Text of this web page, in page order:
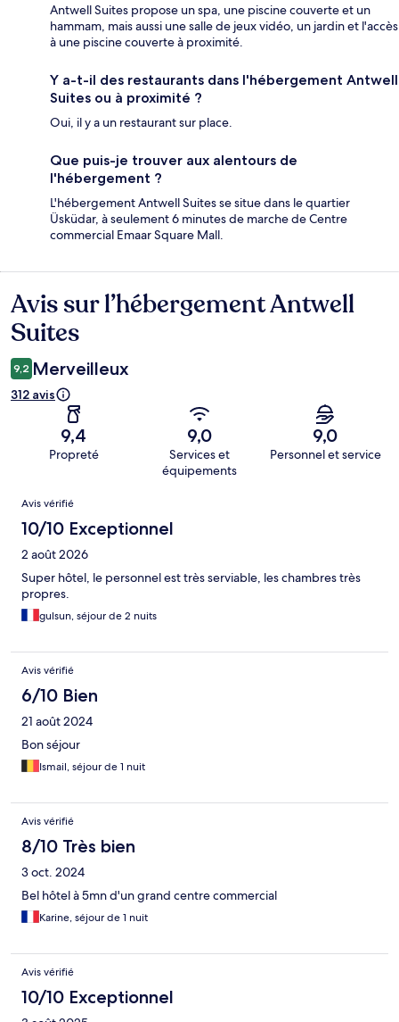
Antwell Suites propose un spa, une piscine couverte et un
hammam, mais aussi une salle de jeux vidéo, un jardin et l'accès
à une piscine couverte à proximité.
Y a-t-il des restaurants dans l'hébergement Antwell
Suites ou à proximité ?
Oui, il y a un restaurant sur place.
Que puis-je trouver aux alentours de
l'hébergement ?
L'hébergement Antwell Suites se situe dans le quartier
Üsküdar, à seulement 6 minutes de marche de Centre
commercial Emaar Square Mall.
Avis
Avis sur l’hébergement Antwell
Suites
9,2 Merveilleux
312 avis
9,4
Propreté
9,0
Services et
équipements
9,0
Personnel et service
Avis
Avis vérifié
10/10 Exceptionnel
2 août 2026
Super hôtel, le personnel est très serviable, les chambres très
propres.
gulsun, séjour de 2 nuits
Avis vérifié
6/10 Bien
21 août 2024
Bon séjour
Ismail, séjour de 1 nuit
Avis vérifié
8/10 Très bien
3 oct. 2024
Bel hôtel à 5mn d'un grand centre commercial
Karine, séjour de 1 nuit
Avis vérifié
10/10 Exceptionnel